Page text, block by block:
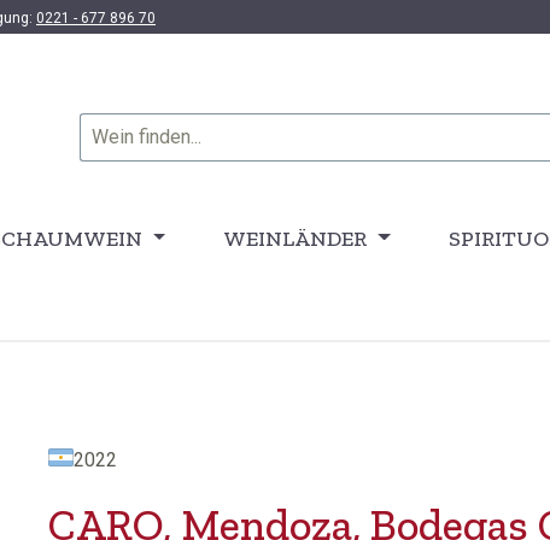
0221 - 677 896 70
WEINLÄNDER
2022
CARO, Mendoza,